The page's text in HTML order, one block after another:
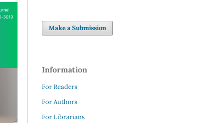
Make a Submission
Information
For Readers
For Authors
For Librarians